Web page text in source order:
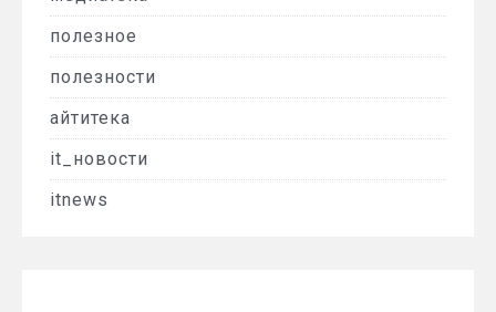
полезное
полезности
айтитека
it_новости
itnews